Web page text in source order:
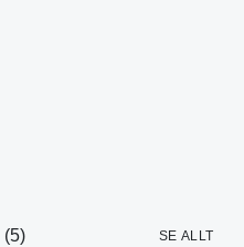
(5) SE ALLT